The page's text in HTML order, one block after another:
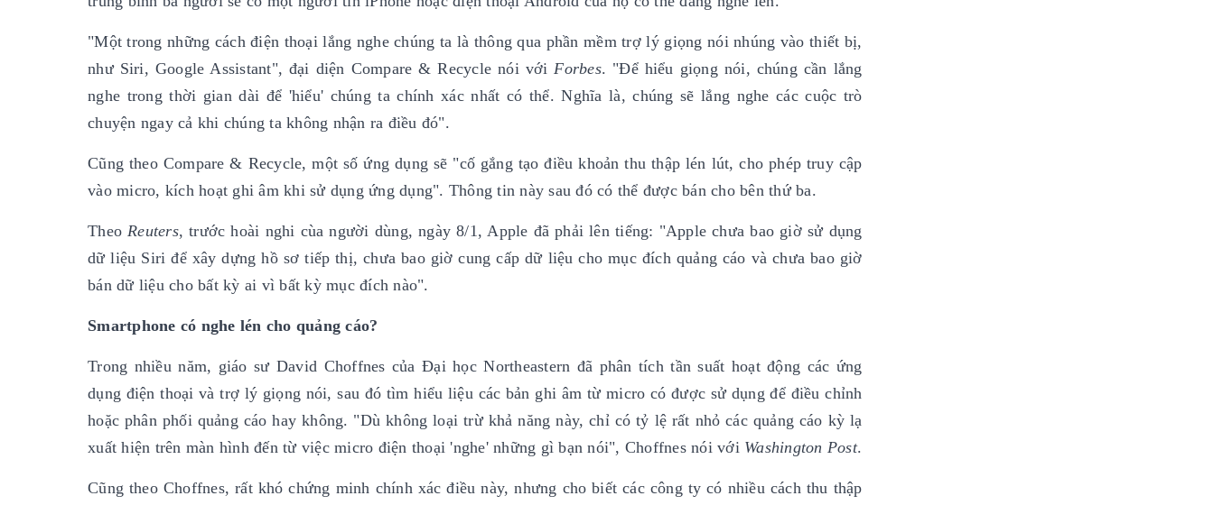
"Một trong những cách điện thoại lắng nghe chúng ta là thông qua phần mềm trợ lý giọng nói nhúng vào thiết bị,
như Siri, Google Assistant", đại diện Compare & Recycle nói vớiForbes. "Để hiểu giọng nói, chúng cần lắng
nghe trong thời gian dài để 'hiểu' chúng ta chính xác nhất có thể. Nghĩa là, chúng sẽ lắng nghe các cuộc trò
chuyện ngay cả khi chúng ta không nhận ra điều đó".
Cũng theo Compare & Recycle, một số ứng dụng sẽ "cố gắng tạo điều khoản thu thập lén lút, cho phép truy cập
vào micro, kích hoạt ghi âm khi sử dụng ứng dụng". Thông tin này sau đó có thể được bán cho bên thứ ba.
TheoReuters, trước hoài nghi cùa người dùng, ngày 8/1, Apple đã phải lên tiếng: "Apple chưa bao giờ sử dụng
dữ liệu Siri để xây dựng hồ sơ tiếp thị, chưa bao giờ cung cấp dữ liệu cho mục đích quảng cáo và chưa bao giờ
bán dữ liệu cho bất kỳ ai vì bất kỳ mục đích nào".
Smartphone có nghe lén cho quảng cáo?
Trong nhiều năm, giáo sư David Choffnes của Đại học Northeastern đã phân tích tần suất hoạt động các ứng
dụng điện thoại và trợ lý giọng nói, sau đó tìm hiểu liệu các bản ghi âm từ micro có được sử dụng để điều chỉnh
hoặc phân phối quảng cáo hay không. "Dù không loại trừ khả năng này, chỉ có tỷ lệ rất nhỏ các quảng cáo kỳ lạ
xuất hiện trên màn hình đến từ việc micro điện thoại 'nghe' những gì bạn nói", Choffnes nói với Washington Post.
Cũng theo Choffnes, rất khó chứng minh chính xác điều này, nhưng cho biết các công ty có nhiều cách thu thập